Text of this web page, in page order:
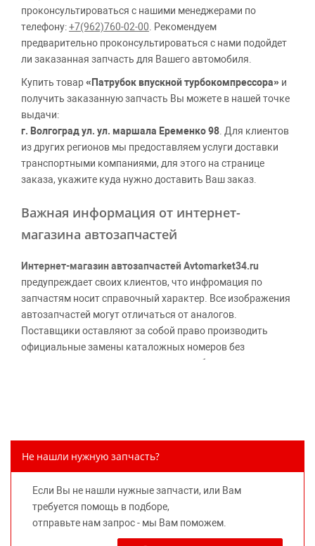
проконсультироваться с нашими менеджерами по
телефону:+7(962)760-02-00 . Рекомендуем
предварительно проконсультироваться с нами подойдет
ли заказанная запчасть для Вашего автомобиля.
Купить товар«Патрубок впускной турбокомпрессора» и
получить заказанную запчасть Вы можете в нашей точке
выдачи:
г. Волгоград ул. ул. маршала Еременко 98 . Для клиентов
из других регионов мы предоставляем услуги доставки
транспортными компаниями, для этого на странице
заказа, укажите куда нужно доставить Ваш заказ.
Важная информация от интернет-
магазина автозапчастей
Интернет-магазин автозапчастей Avtomarket34.ru
предупреждает своих клиентов, что инфромация по
запчастям носит справочный характер. Все изображения
автозапчастей могут отличаться от аналогов.
Поставщики оставляют за собой право производить
официальные замены каталожных номеров без
дополнительного уведомления дистрибьюторов, что
части к той или иной марке автомобиля, то есть на
предлагаемых к продаже запасных частей для
автомобилей и их производителей, не нарушает права
правообладателей указанных товарных знаков.
Не нашли нужную запчасть?
Если Вы не нашли нужные запчасти, или Вам
требуется помощь в подборе,
отправьте нам запрос - мы Вам поможем.